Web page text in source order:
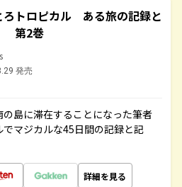
ろトロピカル ある旅の記録と
第2巻
発売
島に滞在することになった筆者
マジカルな45日間の記録と記
詳細を見る